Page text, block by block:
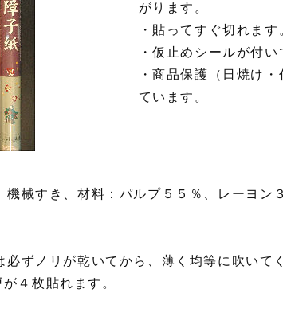
がります。
・貼ってすぐ切れます
・仮止めシールが付い
・商品保護（日焼け
ています。
すき、材料：パルプ５５％、レーヨン
ずノリが乾いてから、薄く均等に吹いて
４枚貼れます。